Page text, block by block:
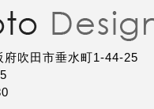
吹田市垂水町1-44-25